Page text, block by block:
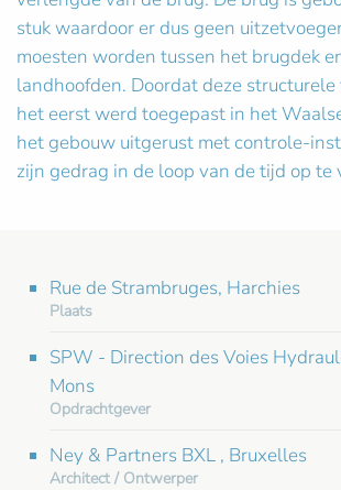
stuk waardoor er dus geen
moesten worden tussen het brugdek
landhoofden. Doordat deze
het eerst werd toegepast in het
het gebouw uitgerust met controle-
zijn gedrag in de loop van de tijd op te
Rue de Strambruges, Harchies
Plaats
SPW - Direction des Voies
Mons
Opdrachtgever
Ney & Partners BXL , Bruxelles
Architect / Ontwerper